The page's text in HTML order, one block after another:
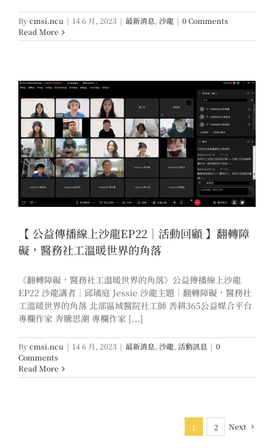
Bycmsi.ncu | 14 6 月, 2023 | 最新消息, 沙龍 | 0 Comments
Read More
【 公益傳播線上沙龍EP22｜活動回顧 】翻轉障
礙，醫務社工溫暖世界的角落
《翻轉障礙，醫務社工溫暖世界的角落》公益傳播線上沙龍
EP22 沙龍講者｜邱瑀庭 Jessie 沙龍主題｜翻轉障礙，醫務社
工溫暖世界的角落 北部區域醫院社工師 善耕365公益媒合平台
專欄作家 奔騰思潮 專欄作家 [...]
Bycmsi.ncu | 14 6 月, 2023 | 最新消息, 沙龍, 活動訊息 | 0
Comments
Read More
1 2 Next